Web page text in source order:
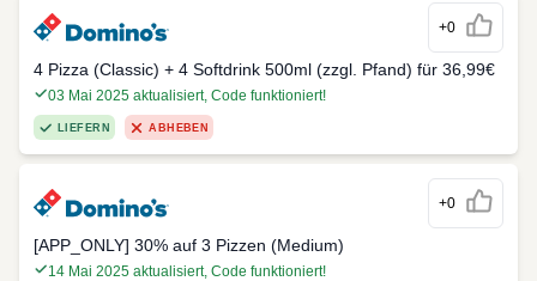
+0
4 Pizza (Classic) + 4 Softdrink 500ml (zzgl. Pfand) für 36,99€
03 Mai 2025 aktualisiert, Code funktioniert!
LIEFERN ABHEBEN
+0
[APP_ONLY] 30% auf 3 Pizzen (Medium)
14 Mai 2025 aktualisiert, Code funktioniert!